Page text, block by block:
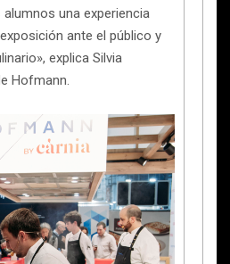
una experiencia
ante el público y
explica Silvia
Hofmann.